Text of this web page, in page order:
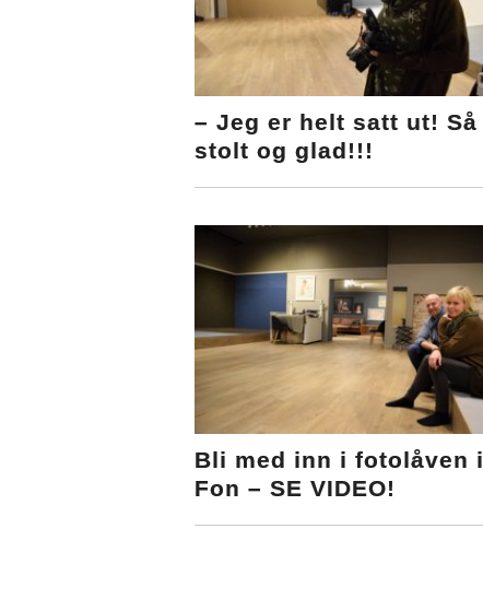
– Jeg er helt satt ut! Så
stolt og glad!!!
Bli med inn i fotolåven i
Fon – SE VIDEO!